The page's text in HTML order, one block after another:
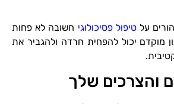
על טיפול פסיכולוגי חשובה לא פחות
מוקדם יכול להפחית חרדה ולהגביר את
והצרכים שלך